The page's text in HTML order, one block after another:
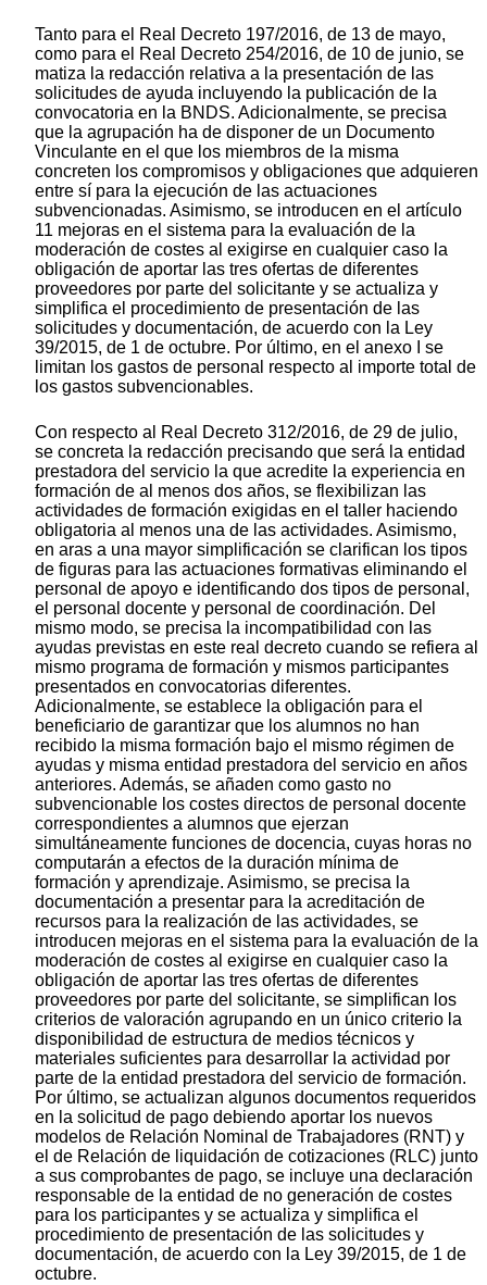
Tanto para el Real Decreto 197/2016, de 13 de mayo,
como para el Real Decreto 254/2016, de 10 de junio, se
matiza la redacción relativa a la presentación de las
solicitudes de ayuda incluyendo la publicación de la
convocatoria en la BNDS. Adicionalmente, se precisa
que la agrupación ha de disponer de un Documento
Vinculante en el que los miembros de la misma
concreten los compromisos y obligaciones que adquieren
entre sí para la ejecución de las actuaciones
subvencionadas. Asimismo, se introducen en el artículo
11 mejoras en el sistema para la evaluación de la
moderación de costes al exigirse en cualquier caso la
obligación de aportar las tres ofertas de diferentes
proveedores por parte del solicitante y se actualiza y
simplifica el procedimiento de presentación de las
solicitudes y documentación, de acuerdo con la Ley
39/2015, de 1 de octubre. Por último, en el anexo I se
limitan los gastos de personal respecto al importe total de
los gastos subvencionables.
Con respecto al Real Decreto 312/2016, de 29 de julio,
se concreta la redacción precisando que será la entidad
prestadora del servicio la que acredite la experiencia en
formación de al menos dos años, se flexibilizan las
actividades de formación exigidas en el taller haciendo
obligatoria al menos una de las actividades. Asimismo,
en aras a una mayor simplificación se clarifican los tipos
de figuras para las actuaciones formativas eliminando el
personal de apoyo e identificando dos tipos de personal,
el personal docente y personal de coordinación. Del
mismo modo, se precisa la incompatibilidad con las
ayudas previstas en este real decreto cuando se refiera al
mismo programa de formación y mismos participantes
presentados en convocatorias diferentes.
Adicionalmente, se establece la obligación para el
beneficiario de garantizar que los alumnos no han
recibido la misma formación bajo el mismo régimen de
ayudas y misma entidad prestadora del servicio en años
anteriores. Además, se añaden como gasto no
subvencionable los costes directos de personal docente
correspondientes a alumnos que ejerzan
simultáneamente funciones de docencia, cuyas horas no
computarán a efectos de la duración mínima de
formación y aprendizaje. Asimismo, se precisa la
documentación a presentar para la acreditación de
recursos para la realización de las actividades, se
introducen mejoras en el sistema para la evaluación de la
moderación de costes al exigirse en cualquier caso la
obligación de aportar las tres ofertas de diferentes
proveedores por parte del solicitante, se simplifican los
criterios de valoración agrupando en un único criterio la
disponibilidad de estructura de medios técnicos y
materiales suficientes para desarrollar la actividad por
parte de la entidad prestadora del servicio de formación.
Por último, se actualizan algunos documentos requeridos
en la solicitud de pago debiendo aportar los nuevos
modelos de Relación Nominal de Trabajadores (RNT) y
el de Relación de liquidación de cotizaciones (RLC) junto
a sus comprobantes de pago, se incluye una declaración
responsable de la entidad de no generación de costes
para los participantes y se actualiza y simplifica el
procedimiento de presentación de las solicitudes y
documentación, de acuerdo con la Ley 39/2015, de 1 de
octubre.